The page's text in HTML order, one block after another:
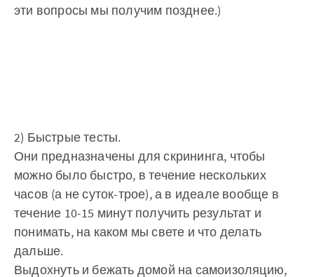
эти вопросы мы получим позднее.)
2) Быстрые тесты.
Они предназначены для скрининга, чтобы
можно было быстро, в течение нескольких
часов (а не суток-трое), а в идеале вообще в
течение 10-15 минут получить результат и
понимать, на каком мы свете и что делать
дальше.
Выдохнуть и бежать домой на самоизоляцию,